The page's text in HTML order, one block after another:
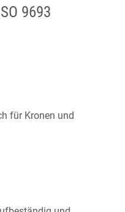
9693
für Kronen und